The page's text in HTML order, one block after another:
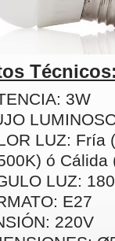
3W
LUZ: Fría
ó Cálida
LUZ:
E27
220V